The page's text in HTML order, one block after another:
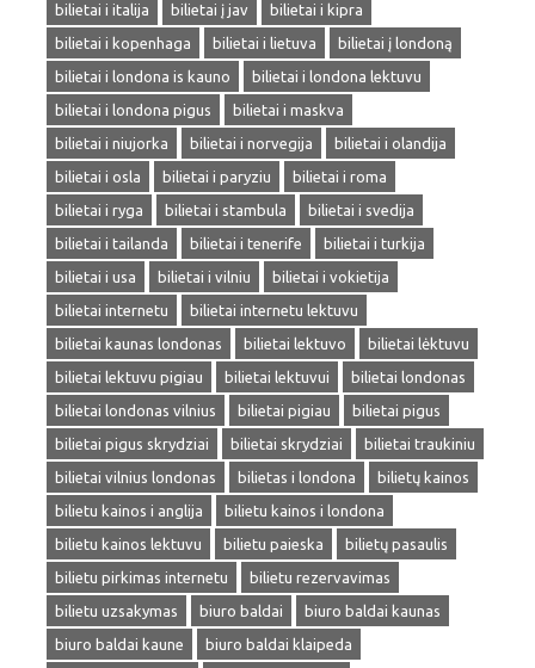
bilietai i italija
bilietai į jav
bilietai i kipra
bilietai i kopenhaga
bilietai i lietuva
bilietai į londoną
bilietai i londona is kauno
bilietai i londona lektuvu
bilietai i londona pigus
bilietai i maskva
bilietai i niujorka
bilietai i norvegija
bilietai i olandija
bilietai i osla
bilietai i paryziu
bilietai i roma
bilietai i ryga
bilietai i stambula
bilietai i svedija
bilietai i tailanda
bilietai i tenerife
bilietai i turkija
bilietai i usa
bilietai i vilniu
bilietai i vokietija
bilietai internetu
bilietai internetu lektuvu
bilietai kaunas londonas
bilietai lektuvo
bilietai lėktuvu
bilietai lektuvu pigiau
bilietai lektuvui
bilietai londonas
bilietai londonas vilnius
bilietai pigiau
bilietai pigus
bilietai pigus skrydziai
bilietai skrydziai
bilietai traukiniu
bilietai vilnius londonas
bilietas i londona
bilietų kainos
bilietu kainos i anglija
bilietu kainos i londona
bilietu kainos lektuvu
bilietu paieska
bilietų pasaulis
bilietu pirkimas internetu
bilietu rezervavimas
bilietu uzsakymas
biuro baldai
biuro baldai kaunas
biuro baldai kaune
biuro baldai klaipeda